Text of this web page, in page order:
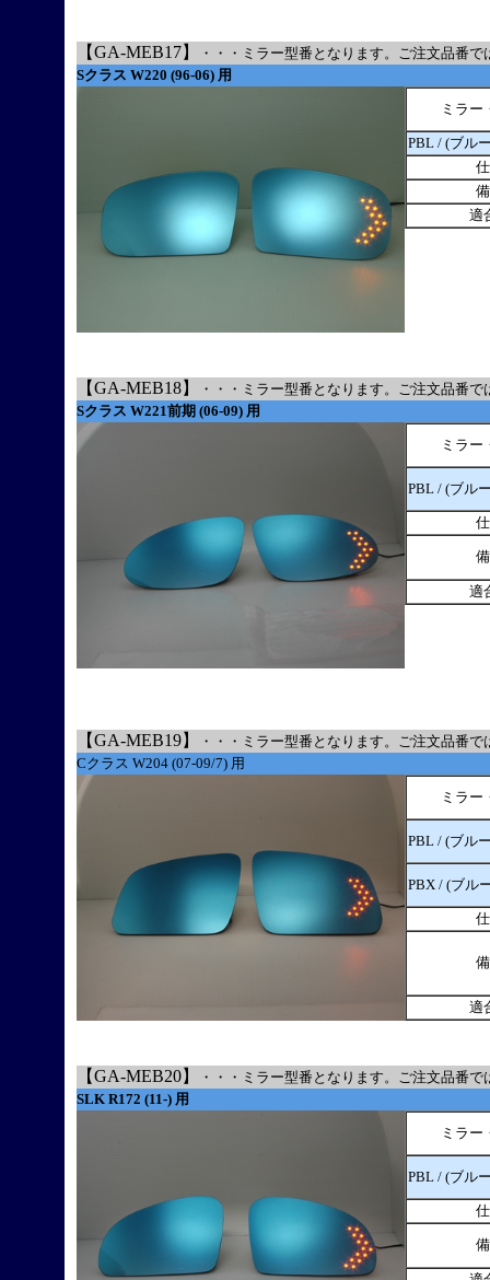
【GA-MEB17】
・・・ミラー型番となります。ご注文品番で
Sクラス W220 (96-06) 用
ミラー
PBL / (ブル
適
【GA-MEB18】
・・・ミラー型番となります。ご注文品番で
Sクラス W221前期 (06-09) 用
ミラー
PBL / (ブル
適
【GA-MEB19】
・・・ミラー型番となります。ご注文品番で
Cクラス W204 (07-09/7) 用
ミラー
PBL / (ブル
PBX / (ブル
適
【GA-MEB20】
・・・ミラー型番となります。ご注文品番で
SLK R172 (11-) 用
ミラー
PBL / (ブル